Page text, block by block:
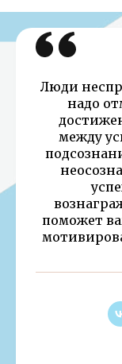
Люди
надо
между
поможет